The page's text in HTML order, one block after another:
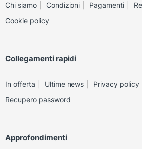
Chi siamo Condizioni Pagamenti
Cookie policy
Collegamenti rapidi
In offerta Ultime news Privacy policy
Recupero password
Approfondimenti